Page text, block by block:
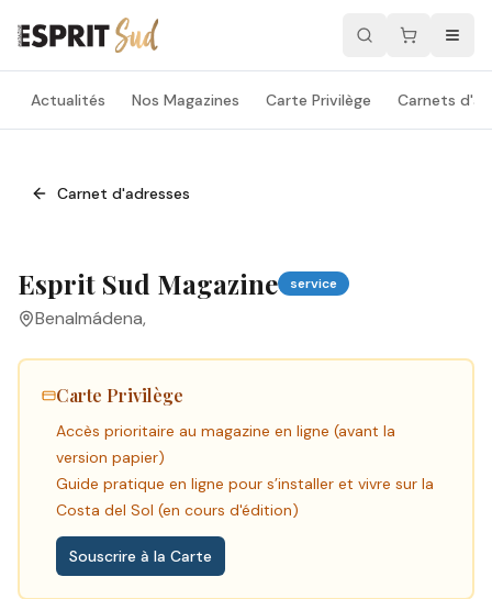
Actualités Nos Magazines Carte Privilège Carnets
Carnet d'adresses
Esprit Sud Magazine service
Benalmádena,
Carte Privilège
Accès prioritaire au magazine en ligne (avant la
version papier)
Guide pratique en ligne pour s’installer et vivre sur la
Costa del Sol (en cours d'édition)
Souscrire à la Carte